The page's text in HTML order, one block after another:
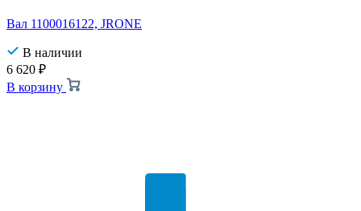
Вал 1100016122, JRONE
В наличии
6 620 ₽
В корзину